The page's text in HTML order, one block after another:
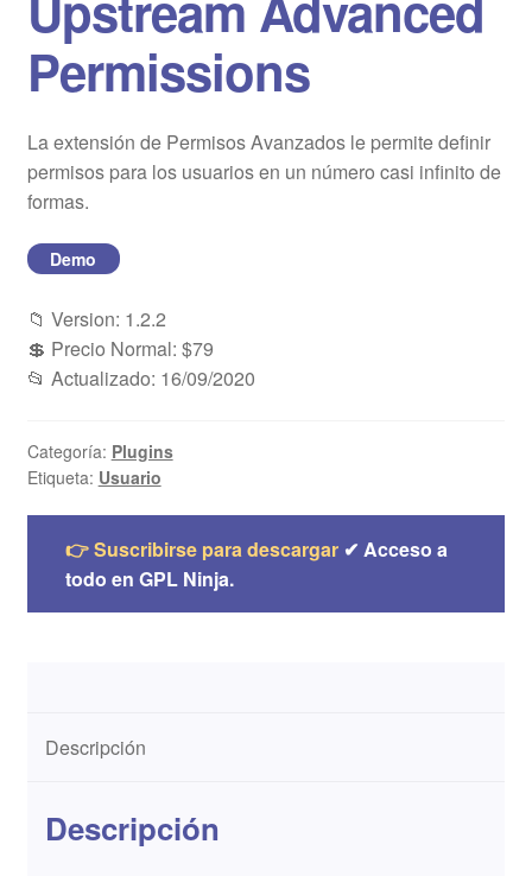
Blog
Mi cuenta
Permissions
La extensión de Permisos Avanzados le permite definir
permisos para los usuarios en un número casi infinito de
formas.
Demo
📁 Version: 1.2.2
💲 Precio Normal: $79
📂 Actualizado: 16/09/2020
Categoría: Plugins
Etiqueta: Usuario
👉 Suscribirse para descargar✔ Acceso a
todo en GPL Ninja.
Descripción
Descripción